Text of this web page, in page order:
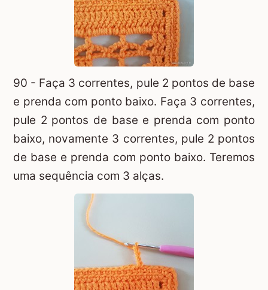
90 - Faça 3 correntes, pule 2 pontos de base
e prenda com ponto baixo. Faça 3 correntes,
pule 2 pontos de base e prenda com ponto
baixo, novamente 3 correntes, pule 2 pontos
de base e prenda com ponto baixo. Teremos
uma sequência com 3 alças.